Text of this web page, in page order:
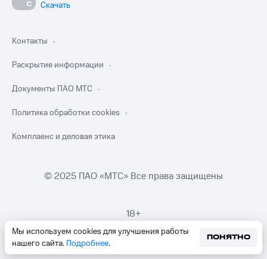
Мы используем cookies для улучшения работы
нашего сайта. Подробнее.
ПОНЯТНО
Скачать
Контакты
Раскрытие информации
Документы ПАО МТС
Политика обработки cookies
Комплаенс и деловая этика
© 2025 ПАО «МТС» Все права защищены
18+